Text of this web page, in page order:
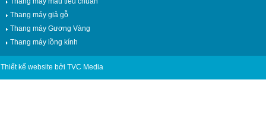
Thang máy giả gỗ
Thang máy Gương Vàng
Thang máy lồng kính
Thiết kế website bởi TVC Media